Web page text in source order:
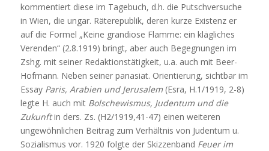
kommentiert diese im Tagebuch, d.h. die Putschversuche
in Wien, die ungar. Räterepublik, deren kurze Existenz er
auf die Formel „Keine grandiose Flamme: ein klägliches
Verenden“ (2.8.1919) bringt, aber auch Begegnungen im
Zshg. mit seiner Redaktionstätigkeit, u.a. auch mit Beer-
Hofmann. Neben seiner panasiat. Orientierung, sichtbar im
Essay Paris, Arabien und Jerusalem(Esra, H.1/1919, 2-8)
legte H. auch mit Bolschewismus, Judentum und die
Zukunftin ders. Zs. (H2/1919,41-47) einen weiteren
ungewöhnlichen Beitrag zum Verhältnis von Judentum u.
Sozialismus vor. 1920 folgte der Skizzenband Feuer im